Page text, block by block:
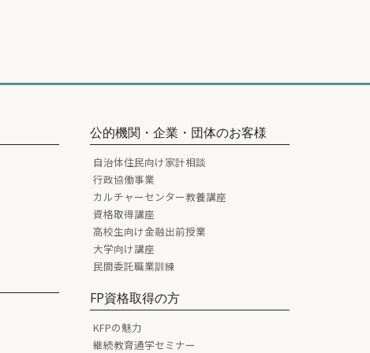
公的機関・企業・団体のお客様
自治体住民向け家計相談
行政協働事業
カルチャーセンター教養講座
資格取得講座
高校生向け金融出前授業
大学向け講座
民間委託職業訓練
FP資格取得の方
KFPの魅力
継続教育通学セミナー